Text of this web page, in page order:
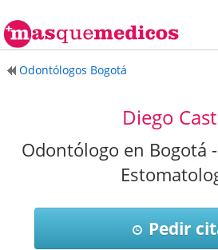
Odontólogos Bogotá
Diego
Odontólogo en Bogotá
Pedir